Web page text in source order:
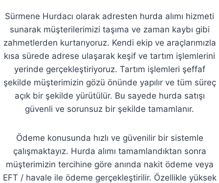
Sürmene Hurdacı olarak adresten hurda alımı hizmeti
sunarak müşterilerimizi taşıma ve zaman kaybı gibi
zahmetlerden kurtarıyoruz. Kendi ekip ve araçlarımızla
kısa sürede adrese ulaşarak keşif ve tartım işlemlerini
yerinde gerçekleştiriyoruz. Tartım işlemleri şeffaf
şekilde müşterimizin gözü önünde yapılır ve tüm süreç
açık bir şekilde yürütülür. Bu sayede hurda satışı
güvenli ve sorunsuz bir şekilde tamamlanır.
Ödeme konusunda hızlı ve güvenilir bir sistemle
çalışmaktayız. Hurda alımı tamamlandıktan sonra
müşterimizin tercihine göre anında nakit ödeme veya
EFT / havale ile ödeme gerçekleştirilir. Özellikle yüksek